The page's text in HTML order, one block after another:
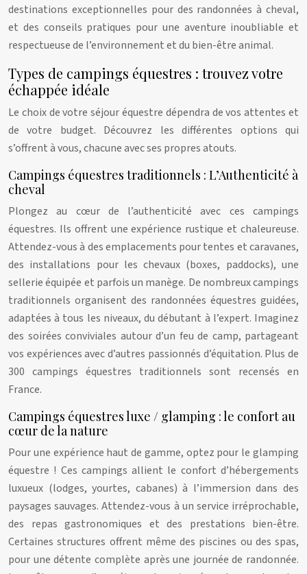
destinations exceptionnelles pour des randonnées à cheval,
et des conseils pratiques pour une aventure inoubliable et
respectueuse de l’environnement et du bien-être animal.
Types de campings équestres : trouvez votre
échappée idéale
Le choix de votre séjour équestre dépendra de vos attentes et
de votre budget. Découvrez les différentes options qui
s’offrent à vous, chacune avec ses propres atouts.
Campings équestres traditionnels : L’Authenticité à
cheval
Plongez au cœur de l’authenticité avec ces campings
équestres. Ils offrent une expérience rustique et chaleureuse.
Attendez-vous à des emplacements pour tentes et caravanes,
des installations pour les chevaux (boxes, paddocks), une
sellerie équipée et parfois un manège. De nombreux campings
traditionnels organisent des randonnées équestres guidées,
adaptées à tous les niveaux, du débutant à l’expert. Imaginez
des soirées conviviales autour d’un feu de camp, partageant
vos expériences avec d’autres passionnés d’équitation. Plus de
300 campings équestres traditionnels sont recensés en
France.
Campings équestres luxe / glamping : le confort au
cœur de la nature
Pour une expérience haut de gamme, optez pour le glamping
équestre ! Ces campings allient le confort d’hébergements
luxueux (lodges, yourtes, cabanes) à l’immersion dans des
paysages sauvages. Attendez-vous à un service irréprochable,
des repas gastronomiques et des prestations bien-être.
Certaines structures offrent même des piscines ou des spas,
pour une détente complète après une journée de randonnée.